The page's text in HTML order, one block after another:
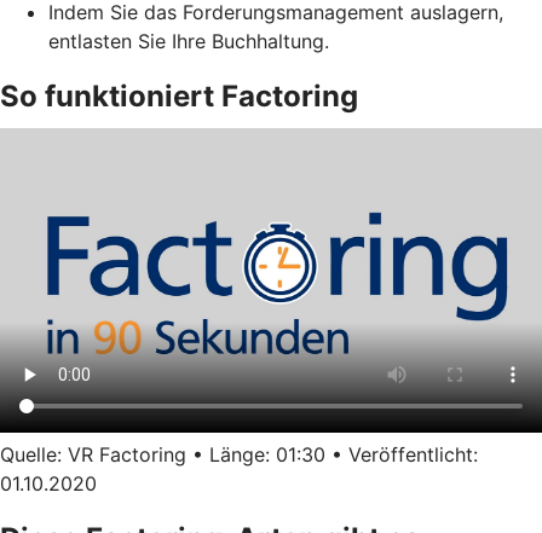
Indem Sie das Forderungsmanagement auslagern,
entlasten Sie Ihre Buchhaltung.
So funktioniert Factoring
Quelle: VR Factoring • Länge: 01:30 • Veröffentlicht:
01.10.2020